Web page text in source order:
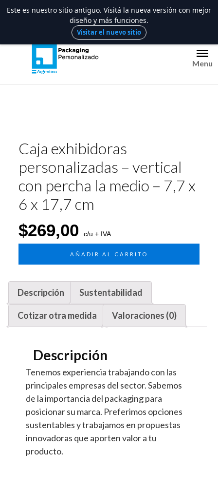
al
Menu
Caja exhibidoras
personalizadas – vertical
con percha la medio – 7,7 x
6 x 17,7 cm
$269,00 c/u + IVA
AÑADIR AL CARRITO
Descripción Sustentabilidad
Cotizar otra medida Valoraciones (0)
Descripción
Tenemos experiencia trabajando con las
principales empresas del sector. Sabemos
de la importancia del packaging para
posicionar su marca. Preferimos opciones
sustentables y trabajamos en propuestas
innovadoras que aporten valor a tu
producto.
Este es nuestro sitio antiguo. Visitá la nueva versión con mejor
diseño y más funciones.
Visitar el nuevo sitio